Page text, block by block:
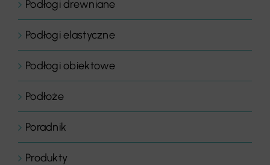
Podłogi drewniane
Podłogi elastyczne
Podłogi obiektowe
Podłoże
Poradnik
Produkty